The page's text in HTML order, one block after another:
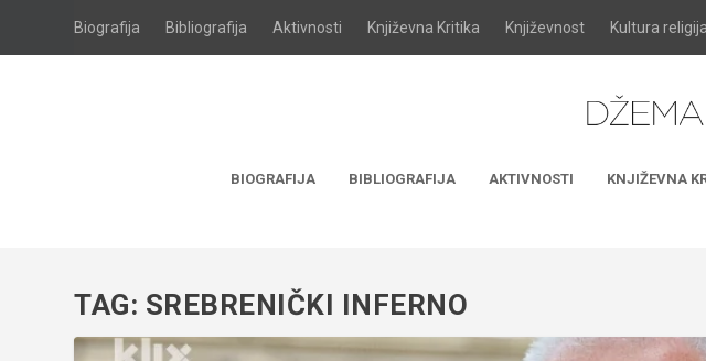
Biografija Bibliografija Aktivnosti Književna Kritika Književnost Kultura religija
BIOGRAFIJA BIBLIOGRAFIJA AKTIVNOSTI KNJIŽEVNA
TAG: SREBRENIČKI INFERNO